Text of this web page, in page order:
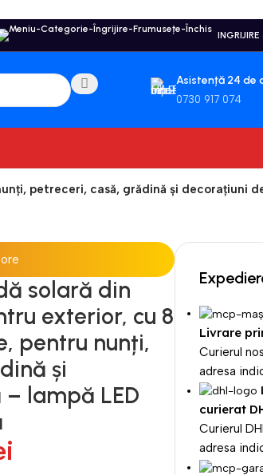
Asistență 24 de
0730 917 074
petreceri, casă, grădină și decorațiuni
solară din
exterior, cu 8
pentru nunți,
și
lampă LED
Livrare
Curierul
adresa
curierat
Curierul
adresa